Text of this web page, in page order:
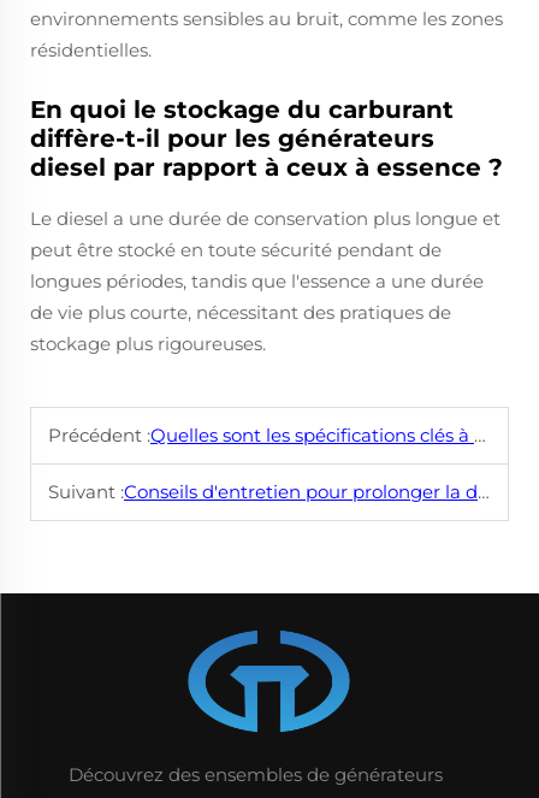
environnements sensibles au bruit, comme les zones
résidentielles.
En quoi le stockage du carburant
diffère-t-il pour les générateurs
diesel par rapport à ceux à essence ?
Le diesel a une durée de conservation plus longue et
peut être stocké en toute sécurité pendant de
longues périodes, tandis que l'essence a une durée
de vie plus courte, nécessitant des pratiques de
stockage plus rigoureuses.
Précédent :Quelles sont les spécifications clés à prendre en compte lors de l'achat d'un générateur triphasé ?
Suivant :Conseils d'entretien pour prolonger la durée de vie de votre groupe électrogène diesel
Découvrez des ensembles de générateurs